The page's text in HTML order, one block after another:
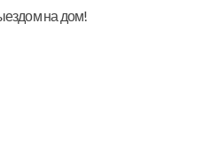
на дом!